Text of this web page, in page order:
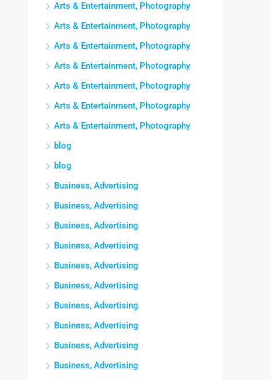
Arts & Entertainment, Photography
Arts & Entertainment, Photography
Arts & Entertainment, Photography
Arts & Entertainment, Photography
Arts & Entertainment, Photography
Arts & Entertainment, Photography
Arts & Entertainment, Photography
blog
blog
Business, Advertising
Business, Advertising
Business, Advertising
Business, Advertising
Business, Advertising
Business, Advertising
Business, Advertising
Business, Advertising
Business, Advertising
Business, Advertising